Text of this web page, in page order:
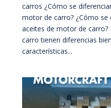
carros ¿Cómo se
motor de carro? ¿Cómo
aceites de motor de
carro tienen diferencias
características...